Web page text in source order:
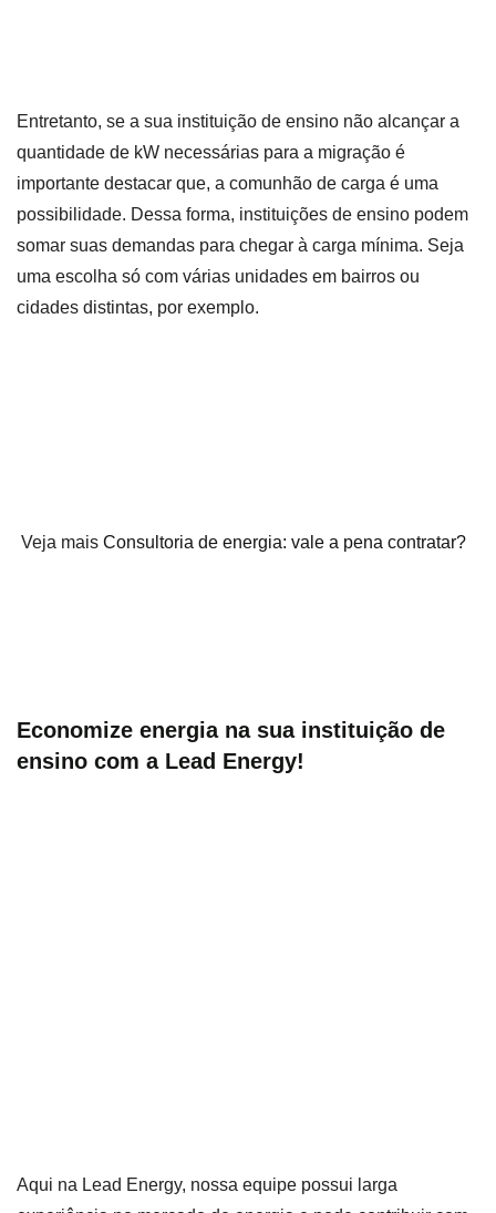
Entretanto, se a sua instituição de ensino não alcançar a
quantidade de kW necessárias para a migração é
importante destacar que, a comunhão de carga é uma
possibilidade. Dessa forma, instituições de ensino podem
somar suas demandas para chegar à carga mínima. Seja
uma escolha só com várias unidades em bairros ou
cidades distintas, por exemplo.
Veja mais Consultoria de energia: vale a pena contratar?
Economize energia na sua instituição de
ensino com a Lead Energy!
Aqui na Lead Energy, nossa equipe possui larga